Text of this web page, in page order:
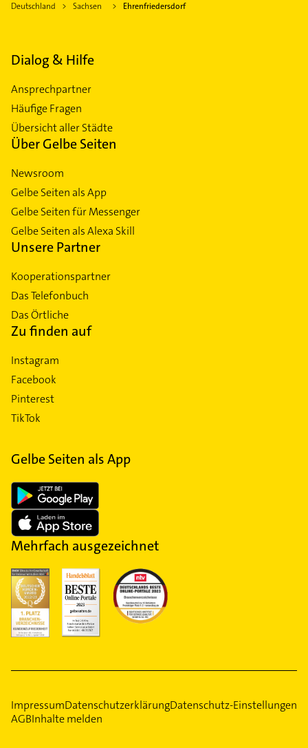
Deutschland Sachsen Ehrenfriedersdorf
Dialog & Hilfe
Ansprechpartner
Häufige Fragen
Übersicht aller Städte
Über Gelbe Seiten
Newsroom
Gelbe Seiten als App
Gelbe Seiten für Messenger
Gelbe Seiten als Alexa Skill
Unsere Partner
Kooperationspartner
Das Telefonbuch
Das Örtliche
Zu finden auf
Instagram
Facebook
Pinterest
TikTok
Gelbe Seiten als App
Mehrfach ausgezeichnet
ImpressumDatenschutzerklärungDatenschutz-Einstellungen
AGBInhalte melden